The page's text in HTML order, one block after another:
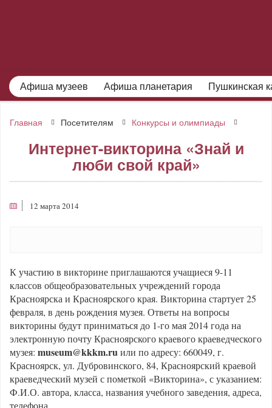
Афиша музеев Афиша планетария Пушкинская
Главная Посетителям Конкурсы и олимпиады
Интернет-викторина «Знай и
люби свой край»
12 марта 2014
К участию в викторине приглашаются учащиеся 9-11
классов общеобразовательных учреждений города
Красноярска и Красноярского края. Викторина стартует 25
февраля, в день рождения музея. Ответы на вопросы
викторины будут приниматься до 1-го мая 2014 года на
электронную почту Красноярского краевого краеведческого
музея: museum@kkkm.ruили по адресу: 660049, г.
Красноярск, ул. Дубровинского, 84, Красноярский краевой
краеведческий музей с пометкой «Викторина», с указанием:
Ф.И.О. автора, класса, названия учебного заведения, адреса,
телефона.